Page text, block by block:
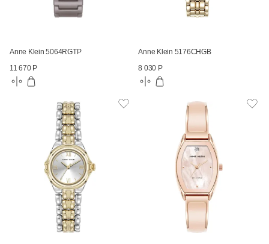
Anne Klein 5064RGTP
11 670 Р
Anne Klein 5176CHGB
8 030 Р